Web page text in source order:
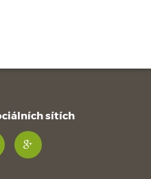
sítích